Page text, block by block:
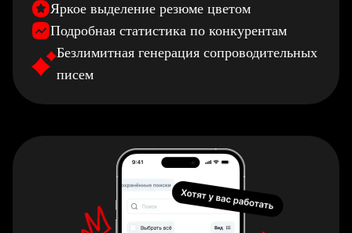
Яркое выделение резюме цветом
Подробная статистика по конкурентам
Безлимитная генерация сопроводительных
писем